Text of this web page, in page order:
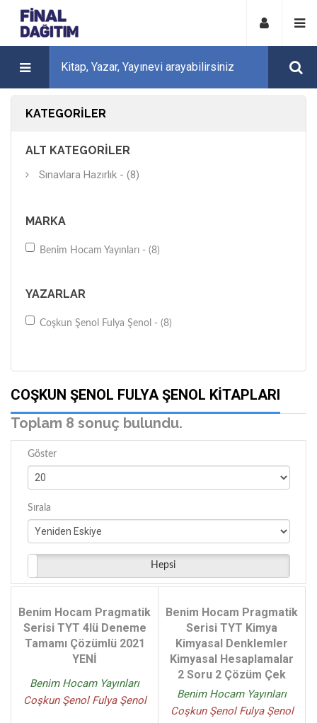
KATEGORILER
ALT KATEGORILER
Sınavlara Hazırlık - (8)
MARKA
Benim Hocam Yayınları - (8)
YAZARLAR
Coşkun Şenol Fulya Şenol - (8)
COŞKUN ŞENOL FULYA ŞENOL KITAPLARI
Toplam 8 sonuç bulundu.
Göster
Sırala
Hepsi
Benim Hocam Pragmatik
Serisi TYT 4lü Deneme
Tamamı Çözümlü 2021
YENİ
Benim Hocam Yayınları
Coşkun Şenol Fulya Şenol
Benim Hocam Pragmatik
Serisi TYT Kimya
Kimyasal Denklemler
Kimyasal Hesaplamalar
2 Soru 2 Çözüm Çek
Benim Hocam Yayınları
Coşkun Şenol Fulya Şenol